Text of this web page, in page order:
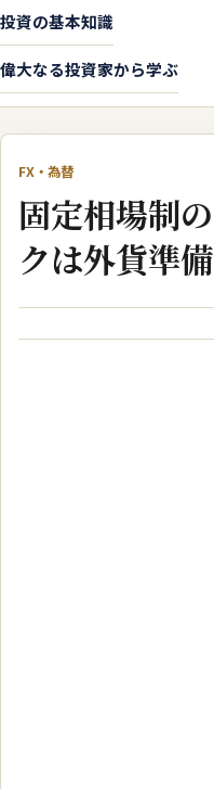
投資の基本知識
偉大なる投資家から学ぶ
FX・為替
固定相場制
クは外貨準